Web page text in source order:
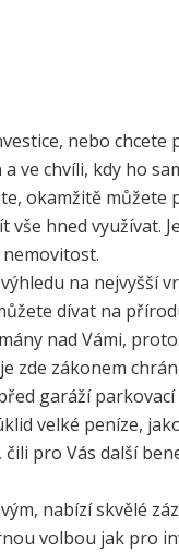
nebo
ve chvíli, kdy ho
okamžitě
hned využívat.
na nejvyšší
dívat na
nad Vámi,
zde zákonem
garáží
velké peníze,
pro Vás další
nabízí skvělé
volbou jak pro